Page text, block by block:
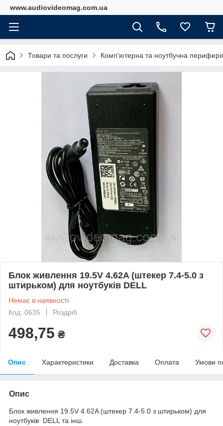
www.audiovideomag.com.ua
Товари та послуги Комп'ютерна та ноутбучна
Блок живлення 19.5V 4.62A (штекер 7.4-5.0 з
штирьком) для ноутбуків DELL
Немає в наявності
Код: 0635
Роздріб
498,75 ₴
Опис Характеристики Доставка Оплата Умови
Опис
Блок живлення 19.5V 4.62A (штекер 7.4-5.0 з штирьком) для
ноутбуків DELL та інш.